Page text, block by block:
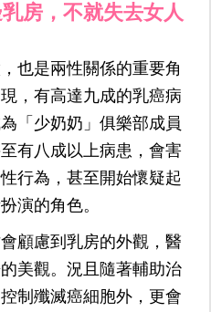
房，不就失去女人
也是兩性關係的重要角
，有高達九成的乳癌病
「少奶奶」俱樂部成員
有八成以上病患，會害
行為，甚至開始懷疑起
演的角色。
顧慮到乳房的外觀，醫
美觀。況且隨著輔助治
制殲滅癌細胞外，更會